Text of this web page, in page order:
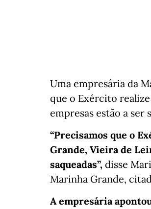
Uma empresária da
que o Exército
empresas estão a ser
“Precisamos que o
Grande, Vieira de
saqueadas”, disse
Marinha Grande,
A empresária